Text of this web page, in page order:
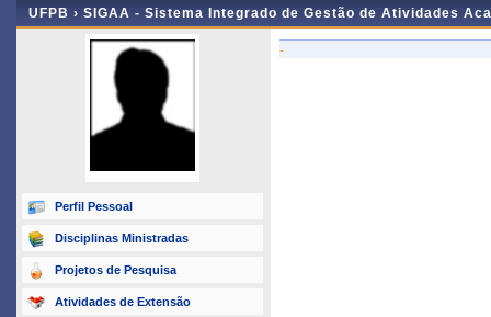
UFPB › SIGAA - Sistema Integrado de Gestão de Atividades
Perfil Pessoal
Disciplinas Ministradas
Projetos de Pesquisa
Atividades de Extensão
-